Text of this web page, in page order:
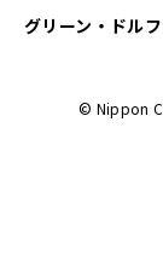
グリーン・ドル
© Nippon